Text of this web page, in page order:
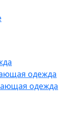
одежда
одежда